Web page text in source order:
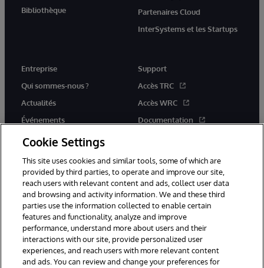
Bibliothèque
Partenaires Cloud
InterSystems et les Startups
Entreprise
Qui sommes-nous ?
Actualités
Événements
Rejoignez-nous
Support
Accès TRC
Accès WRC
Documentation
© 1996-2026 InterSystems Corporation, Boston, MA. Tous droits
réservés.
Mentions légales
Déclaration de confidentialité d'InterSystems Corporation
Cookie Settings
This site uses cookies and similar tools, some of which are
provided by third parties, to operate and improve our site,
reach users with relevant content and ads, collect user data
and browsing and activity information. We and these third
parties use the information collected to enable certain
features and functionality, analyze and improve
performance, understand more about users and their
interactions with our site, provide personalized user
experiences, and reach users with more relevant content
and ads. You can review and change your preferences for